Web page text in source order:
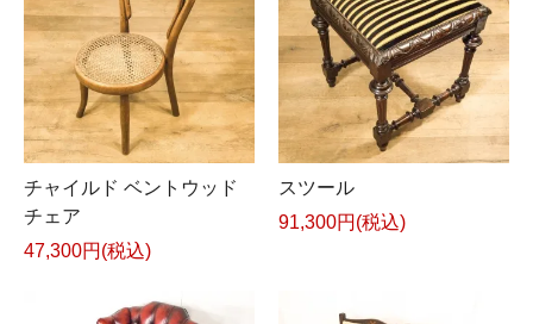
チャイルド ベントウッド
チェア
47,300円(税込)
スツール
91,300円(税込)